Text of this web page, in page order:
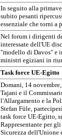
In seguito alla
subito pesanti
essenziale che torni a
Nel forum i dirigenti
interessate dell'UE
"modello di Davos" e
ministri egiziani in
Task force UE-Egitto
Domani, 14
Tajani e il
l'Allargamento e la
Stefan Füle,
task force UE-Egitto,
Rappresentante per
Sicurezza dell'Unione